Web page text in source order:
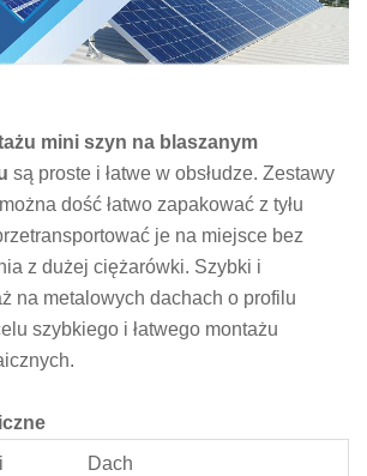
mini szyn na blaszanym
są proste i łatwe w obsłudze. Zestawy
dość łatwo zapakować z tyłu
je na miejsce bez
z dużej ciężarówki. Szybki i
na metalowych dachach o profilu
szybkiego i łatwego montażu
Dach